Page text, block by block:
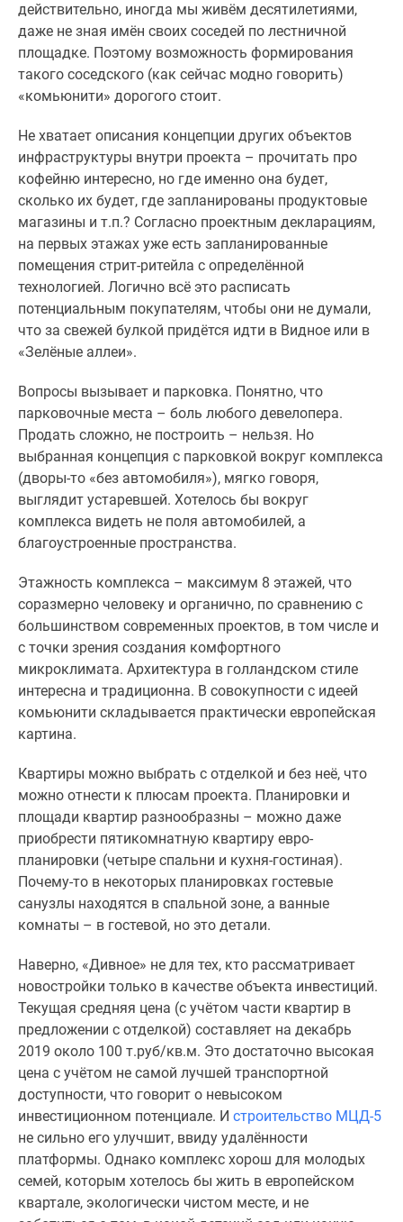
действительно, иногда мы живём десятилетиями,
даже не зная имён своих соседей по лестничной
площадке. Поэтому возможность формирования
такого соседского (как сейчас модно говорить)
«комьюнити» дорогого стоит.
Не хватает описания концепции других объектов
инфраструктуры внутри проекта – прочитать про
кофейню интересно, но где именно она будет,
сколько их будет, где запланированы продуктовые
магазины и т.п.? Согласно проектным декларациям,
на первых этажах уже есть запланированные
помещения стрит-ритейла с определённой
технологией. Логично всё это расписать
потенциальным покупателям, чтобы они не думали,
что за свежей булкой придётся идти в Видное или в
«Зелёные аллеи».
Вопросы вызывает и парковка. Понятно, что
парковочные места – боль любого девелопера.
Продать сложно, не построить – нельзя. Но
выбранная концепция с парковкой вокруг комплекса
(дворы-то «без автомобиля»), мягко говоря,
выглядит устаревшей. Хотелось бы вокруг
комплекса видеть не поля автомобилей, а
благоустроенные пространства.
Этажность комплекса – максимум 8 этажей, что
соразмерно человеку и органично, по сравнению с
большинством современных проектов, в том числе и
с точки зрения создания комфортного
микроклимата. Архитектура в голландском стиле
интересна и традиционна. В совокупности с идеей
комьюнити складывается практически европейская
картина.
Квартиры можно выбрать с отделкой и без неё, что
можно отнести к плюсам проекта. Планировки и
площади квартир разнообразны – можно даже
приобрести пятикомнатную квартиру евро-
планировки (четыре спальни и кухня-гостиная).
Почему-то в некоторых планировках гостевые
санузлы находятся в спальной зоне, а ванные
комнаты – в гостевой, но это детали.
Наверно, «Дивное» не для тех, кто рассматривает
новостройки только в качестве объекта инвестиций.
Текущая средняя цена (с учётом части квартир в
предложении с отделкой) составляет на декабрь
2019 около 100 т.руб/кв.м. Это достаточно высокая
цена с учётом не самой лучшей транспортной
доступности, что говорит о невысоком
инвестиционном потенциале. И строительство МЦД-5
не сильно его улучшит, ввиду удалённости
платформы. Однако комплекс хорош для молодых
семей, которым хотелось бы жить в европейском
квартале, экологически чистом месте, и не